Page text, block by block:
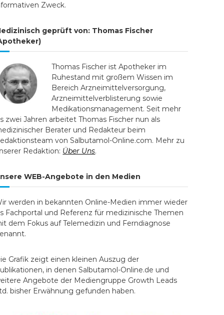
Zweck.
geprüft von: Thomas Fischer
Thomas Fischer ist Apotheker im
Ruhestand mit großem Wissen im
Bereich Arzneimittelversorgung,
Arzneimittelverblisterung sowie
Medikationsmanagement. Seit mehr
zwei Jahren arbeitet Thomas Fischer nun als
Berater und Redakteur beim
von Salbutamol-Online.com. Mehr zu
Redaktion: Über Uns.
WEB-Angebote in den Medien
werden in bekannten Online-Medien immer wieder
Fachportal und Referenz für medizinische Themen
dem Fokus auf Telemedizin und Ferndiagnose
Grafik zeigt einen kleinen Auszug der
in denen Salbutamol-Online.de und
Angebote der Mediengruppe Growth Leads
bisher Erwähnung gefunden haben.